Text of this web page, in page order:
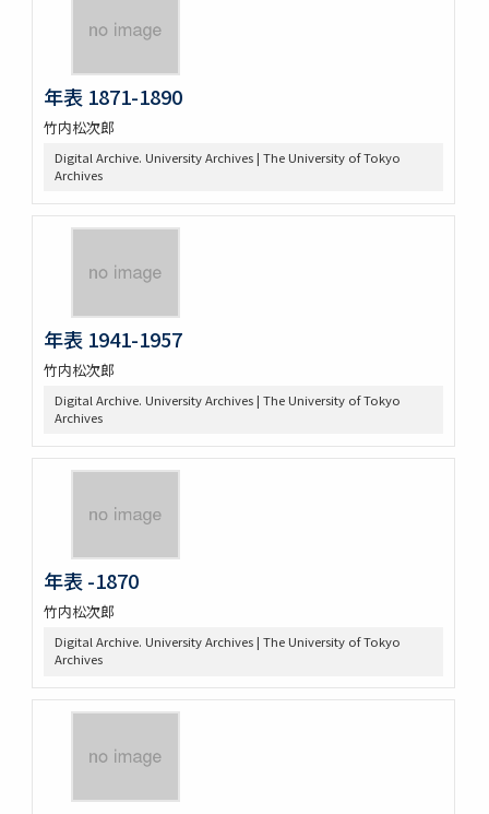
年表 1871-1890
竹内松次郎
Digital Archive. University Archives | The University of Tokyo
Archives
年表 1941-1957
竹内松次郎
Digital Archive. University Archives | The University of Tokyo
Archives
年表 -1870
竹内松次郎
Digital Archive. University Archives | The University of Tokyo
Archives